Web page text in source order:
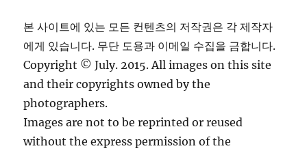
본 사이트에 있는 모든 컨텐츠의 저작권은 각 제작자
에게 있습니다. 무단 도용과 이메일 수집을 금합니다.
Copyright © July. 2015. All images on this site
and their copyrights owned by the
photographers.
Images are not to be reprinted or reused
without the express permission of the